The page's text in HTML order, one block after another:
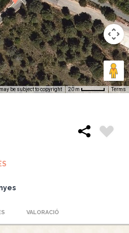
be subject to copyright 20 m Terms
VALORACIÓ